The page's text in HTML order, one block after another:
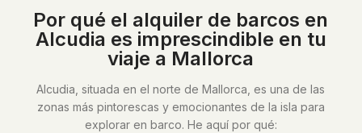
Por qué el alquiler de barcos en
Alcudia es imprescindible en tu
viaje a Mallorca
Alcudia, situada en el norte de Mallorca, es una de las
zonas más pintorescas y emocionantes de la isla para
explorar en barco. He aquí por qué: